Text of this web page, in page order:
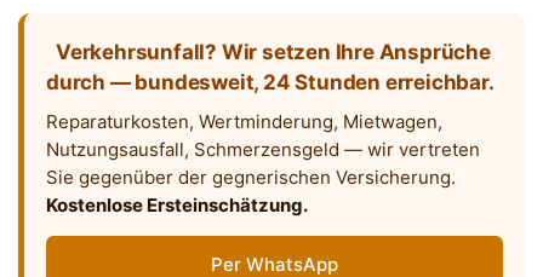
Verkehrsunfall? Wir setzen Ihre Ansprüche
durch — bundesweit, 24 Stunden erreichbar.
Reparaturkosten, Wertminderung, Mietwagen,
Nutzungsausfall, Schmerzensgeld — wir vertreten
Sie gegenüber der gegnerischen Versicherung.
Kostenlose Ersteinschätzung.
Per WhatsApp